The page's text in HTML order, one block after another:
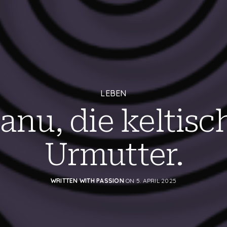
LEBEN
die
Urmutter.
WRITTEN WITH PASSIONON 5. APRIL 2025